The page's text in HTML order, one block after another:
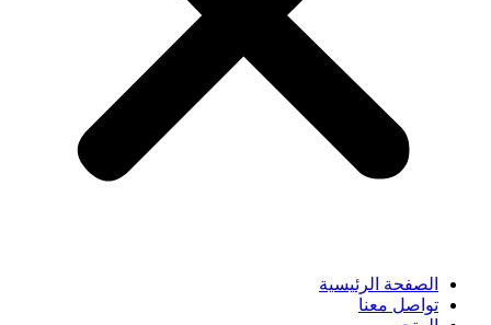
الصفحة الرئيسية
تواصل معنا